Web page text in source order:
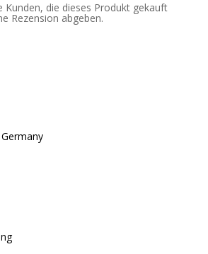
Kunden, die dieses Produkt gekauft
Rezension abgeben.